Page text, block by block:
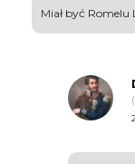
Miał być Romelu